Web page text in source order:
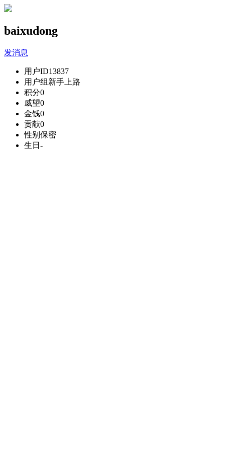
baixudong
发消息
用户ID13837
用户组 新手上路
积分0
威望0
金钱0
贡献0
性别 保密
生日 -